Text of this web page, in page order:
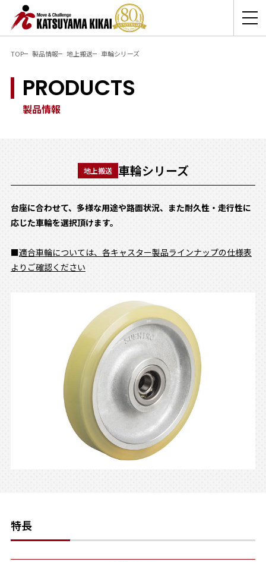
TOP 製品情報 地上搬送 車輪シリーズ
PRODUCTS
製品情報
地上搬送 車輪シリーズ
台座に合わせて、多様な用途や路面状況、また耐久性・走行性に
応じた車輪を選択頂けます。
■適合車輪については、各キャスター製品ラインナップの仕様表
よりご確認ください
特長